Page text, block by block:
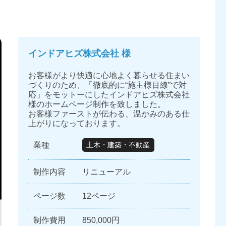
インドアヒズ株式会社 様
お客様がより快適に心地よく暮らせる住まい
づくりのため、「徹底的に“施主様目線”で対
応」をモットーにしたインドアヒズ株式会社
様のホームページ制作を致しました。
お客様ファーストが伝わる、温かみのある仕
上がりになっております。
業種 土木・建築・不動産
制作内容 リニューアル
ページ数 12ページ
制作費用 850,000円